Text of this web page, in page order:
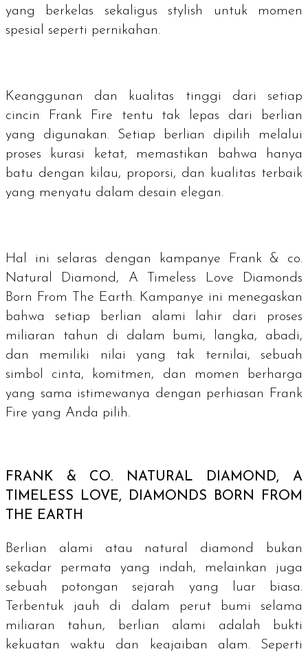
yang berkelas sekaligus stylish
untuk momen
spesial seperti pernikahan.
Keanggunan dan kualitas tinggi dari setiap
cincin Frank Fire tentu tak lepas dari berlian
yang digunakan. Setiap berlian dipilih melalui
proses kurasi ketat, memastikan bahwa hanya
batu dengan kilau, proporsi, dan kualitas terbaik
yang menyatu dalam desain elegan.
Hal ini selaras dengan kampanye Frank & co.
Natural Diamond, A Timeless Love Diamonds
Born From The Earth. Kampanye ini menegaskan
bahwa setiap berlian alami lahir dari proses
miliaran tahun di dalam bumi, langka, abadi,
dan memiliki nilai yang tak ternilai, sebuah
simbol cinta, komitmen, dan momen berharga
yang sama istimewanya dengan perhiasan Frank
Fire yang Anda pilih.
FRANK & CO. NATURAL DIAMOND, A
TIMELESS LOVE, DIAMONDS BORN FROM
THE EARTH
Berlian alami atau natural diamond
bukan
sekadar permata yang indah, melainkan juga
sebuah potongan sejarah yang luar biasa.
Terbentuk jauh di dalam perut bumi selama
miliaran tahun, berlian alami adalah bukti
kekuatan waktu dan keajaiban alam. Seperti